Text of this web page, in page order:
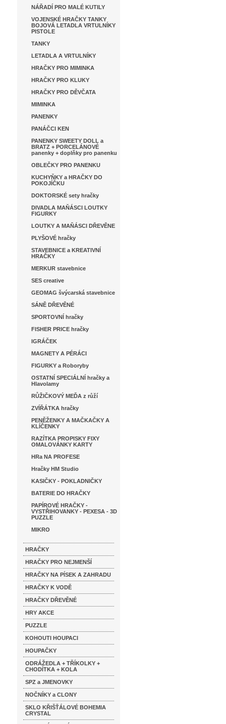
NÁŘADÍ PRO MALÉ KUTILY
VOJENSKÉ HRAČKY TANKY
BOJOVÁ LETADLA VRTULNÍKY
PISTOLE
TANKY
LETADLA A VRTULNÍKY
HRAČKY PRO MIMINKA
HRAČKY PRO KLUKY
HRAČKY PRO DĚVČATA
MIMINKA
PANENKY
PANÁČCI KEN
PANENKY SWEETY DOLL a
BRATZ + PORCELÁNOVÉ
panenky + doplňky pro panenku
OBLEČKY PRO PANENKU
KUCHYŇKY a HRAČKY DO
POKOJÍČKU
DOKTORSKÉ sety hračky
DIVADLA MAŇÁSCI LOUTKY
FIGURKY
LOUTKY A MAŇÁSCI DŘEVĚNE
PLYŠOVÉ hračky
STAVEBNICE a KREATIVNÍ
HRAČKY
MERKUR stavebnice
SES creative
GEOMAG švýcarská stavebnice
SÁNĚ DŘEVĚNÉ
SPORTOVNÍ hračky
FISHER PRICE hračky
IGRÁČEK
MAGNETY A PÉRÁCI
FIGURKY a Roboryby
OSTATNÍ SPECIÁLNÍ hračky a
Hlavolamy
RŮŽIČKOVÝ MEĎA z růží
ZVÍŘÁTKA hračky
PENĚŽENKY A MAČKAČKY A
KLÍČENKY
RAZÍTKA PROPISKY FIXY
OMALOVÁNKY KARTY
HRa NA PROFESE
Hračky HM Studio
KASIČKY - POKLADNIČKY
BATERIE DO HRAČKY
PAPÍROVÉ HRAČKY -
VYSTŘIHOVANKY - PEXESA - 3D
PUZZLE
MIKRO
HRAČKY
HRAČKY PRO NEJMENŠÍ
HRAČKY NA PÍSEK A ZAHRADU
HRAČKY K VODĚ
HRAČKY DŘEVĚNÉ
HRY AKCE
PUZZLE
KOHOUTI HOUPACI
HOUPAČKY
ODRÁŽEDLA + TŘÍKOLKY +
CHODÍTKA + KOLA
SPZ a JMENOVKY
NOČNÍKY a CLONY
SKLO KŘIŠŤÁLOVÉ BOHEMIA
CRYSTAL